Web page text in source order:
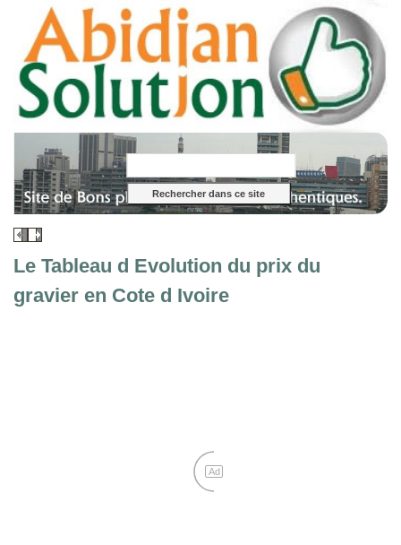
Le Tableau d Evolution du prix du
gravier en Cote d Ivoire
Ad